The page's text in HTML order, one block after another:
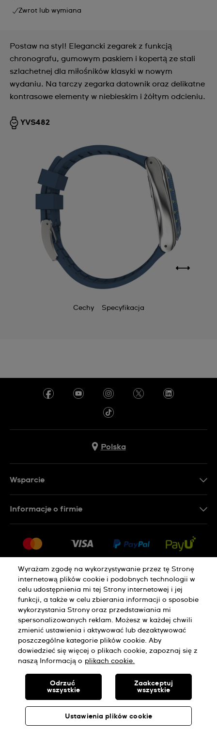
Zwrot lub wymiana
Postaw na styl! Elegancki zegarek z funkcją
chronografu, gumowym paskiem i kopertą ze stali
szlachetnej dla miłośników klasyki w nowym
wydaniu. Na tarczy zegarka datownik oraz delikatne
kontrasowe elementy w niebieskim i żółtym odcieniu.
YVS482
Cechy Specyfikacja
Polska
Wsparcie
Zwroty i reklamacje
Warunki sprzedaży
Odstąp od umowy
Informacje o firmie
Praca
Polityka Prywatności Pliki Cookie
Regulamin Sklepu
SWISS MADE
© SWATCH AG 2026. WSZELKIE PRAWA ZASTRZEŻONE: SWISS
Wyrażam zgodę na wykorzystywanie przez tę Stronę
internetową plików cookie i podobnych technologii w
celu udostępnienia mi tej Strony internetowej i jej
funkcji, a także w celu zbierania informacji o sposobie
wykorzystania Strony oraz przedstawiania mi
spersonalizowanych reklam. Możesz w każdej chwili
zmienić ustawienia i aktywować lub dezaktywować
poszczególne kategorie plików cookie. Aby
dowiedzieć się więcej o plikach cookie, zapoznaj się z
naszą Informacją o plikach cookie.
Ustawienia plików cookie
Odrzuć
wszystkie
Zaakceptuj
wszystkie